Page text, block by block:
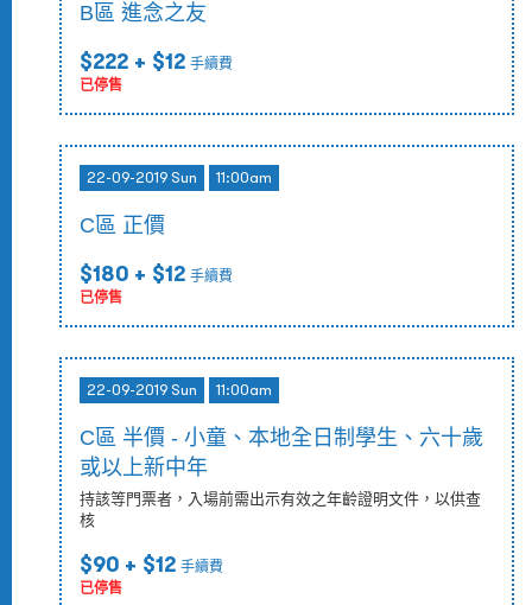
B區 進念之友
$222 + $12 手續費
已停售
22-09-2019 Sun 11:00am
C區 正價
$180 + $12 手續費
已停售
22-09-2019 Sun 11:00am
C區 半價 - 小童、本地全日制學生、六十歲
或以上新中年
持該等門票者，入場前需出示有效之年齡證明文件，以供查
核
$90 + $12 手續費
已停售